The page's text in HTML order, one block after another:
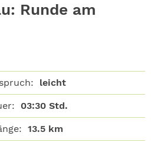
Runde am
leicht
03:30 Std.
13.5 km